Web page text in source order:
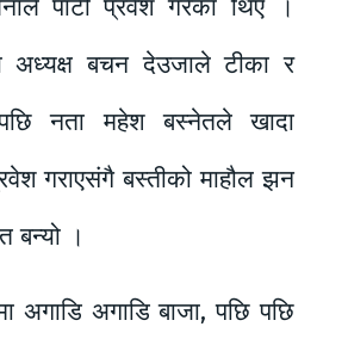
पार्टी प्रवेश गरेका थिए ।
अध्यक्ष बचन देउजाले टीका र
नता महेश बस्नेतले खादा
गराएसंगै बस्तीको माहौल झन
बन्यो ।
अगाडि अगाडि बाजा, पछि पछि